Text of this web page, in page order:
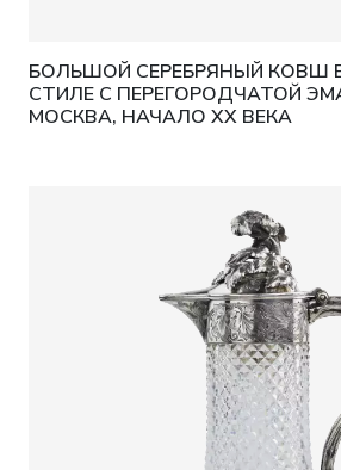
БОЛЬШОЙ СЕРЕБРЯНЫЙ КОВШ
СТИЛЕ С ПЕРЕГОРОДЧАТОЙ
МОСКВА, НАЧАЛО XX ВЕКА